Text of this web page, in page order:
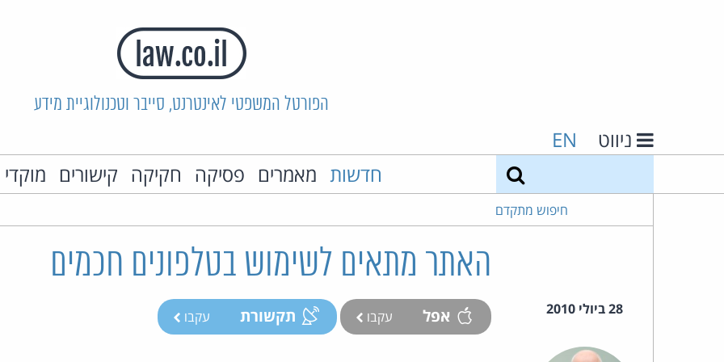
הפורטל המשפטי לאינטרנט, סייבר וטכנולוגיית מידע
ניווט EN
חדשות מאמרים פסיקה חקיקה קישורים
חיפוש מתקדם
האתר מתאים לשימוש בטלפונים חכמים
28 ביולי 2010 אפל עקבו תקשורת עקבו